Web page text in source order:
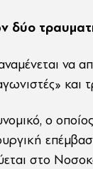
δύο
να
και
ο
στο